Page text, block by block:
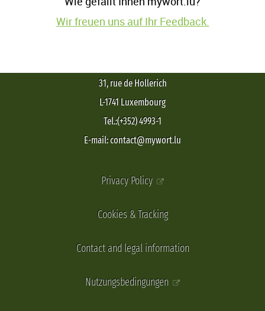
Wir freuen uns auf Ihr Feedback.
31, rue de Hollerich
L-1741 Luxembourg
Tel.:(+352) 4993-1
E-mail: contact@mywort.lu
Privacy Policy
Cookies & Tracking
Contact and legal information
Nutzungsbedingungen